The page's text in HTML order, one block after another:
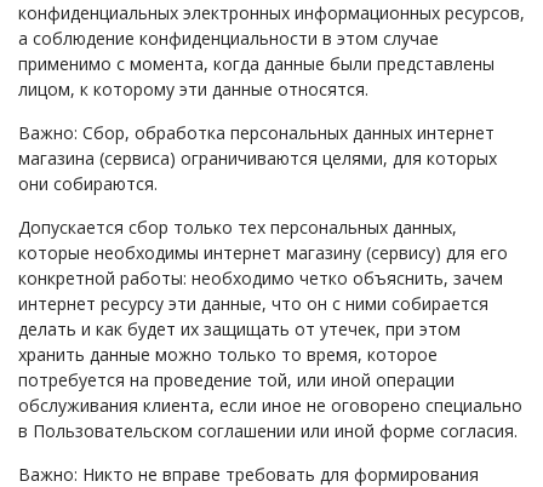
конфиденциальных электронных информационных ресурсов,
а соблюдение конфиденциальности в этом случае
применимо с момента, когда данные были представлены
лицом, к которому эти данные относятся.
Важно: Сбор, обработка персональных данных интернет
магазина (сервиса) ограничиваются целями, для которых
они собираются.
Допускается сбор только тех персональных данных,
которые необходимы интернет магазину (сервису) для его
конкретной работы: необходимо четко объяснить, зачем
интернет ресурсу эти данные, что он с ними собирается
делать и как будет их защищать от утечек, при этом
хранить данные можно только то время, которое
потребуется на проведение той, или иной операции
обслуживания клиента, если иное не оговорено специально
в Пользовательском соглашении или иной форме согласия.
Важно: Никто не вправе требовать для формирования